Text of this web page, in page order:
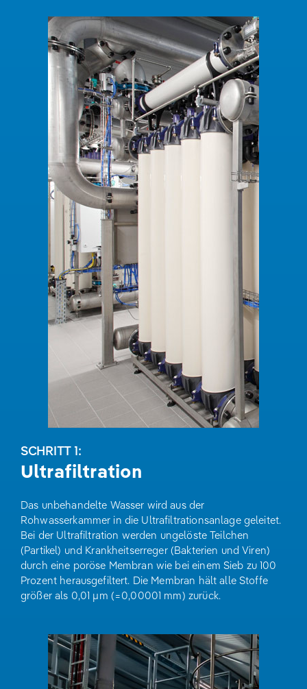
SCHRITT 1:
Ultrafiltration
Das unbehandelte Wasser wird aus der
Rohwasserkammer in die Ultrafiltrationsanlage geleitet.
Bei der Ultrafiltration werden ungelöste Teilchen
(Partikel) und Krankheitserreger (Bakterien und Viren)
durch eine poröse Membran wie bei einem Sieb zu 100
Prozent herausgefiltert. Die Membran hält alle Stoffe
größer als 0,01 µm (=0,00001 mm) zurück.